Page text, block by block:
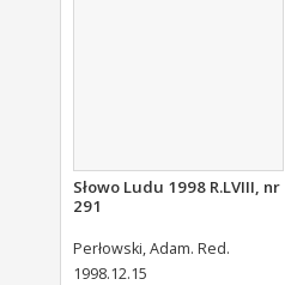
Słowo Ludu 1998 R.LVIII, nr
291
Perłowski, Adam. Red.
1998.12.15